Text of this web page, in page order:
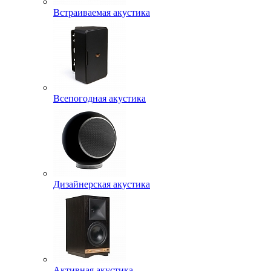
Встраиваемая акустика
Всепогодная акустика
Дизайнерская акустика